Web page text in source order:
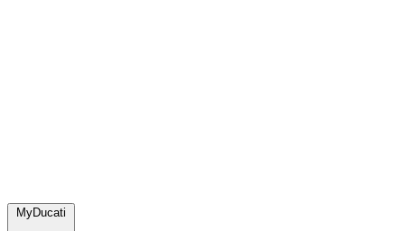
MyDucati